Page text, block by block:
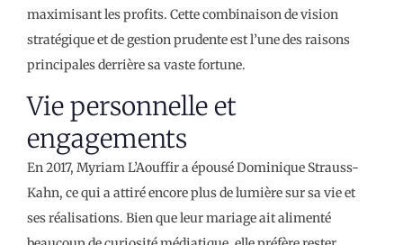
maximisant les profits. Cette combinaison de vision
stratégique et de gestion prudente est l’une des raisons
principales derrière sa vaste fortune.
Vie personnelle et
engagements
En 2017, Myriam L’Aouffir a épousé Dominique Strauss-
Kahn, ce qui a attiré encore plus de lumière sur sa vie et
ses réalisations. Bien que leur mariage ait alimenté